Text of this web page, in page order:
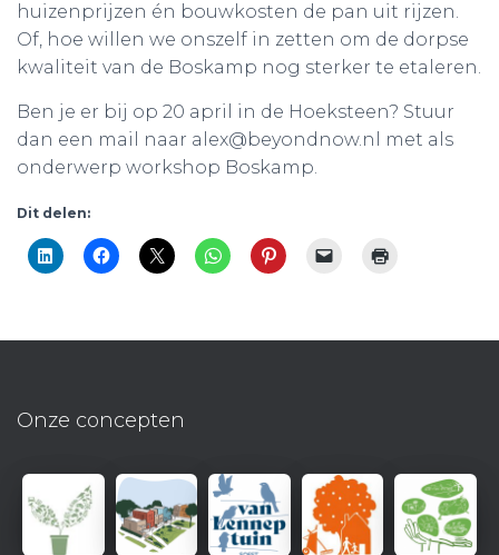
huizenprijzen én bouwkosten de pan uit rijzen.
Of, hoe willen we onszelf in zetten om de dorpse
kwaliteit van de Boskamp nog sterker te etaleren.
Ben je er bij op 20 april in de Hoeksteen? Stuur
dan een mail naar alex@beyondnow.nl met als
onderwerp workshop Boskamp.
Dit delen:
Onze concepten